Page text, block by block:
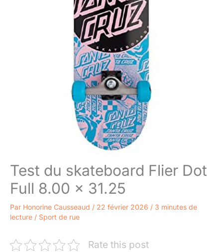
Test du skateboard Flier Dot
Full 8.00 x 31.25
Par Honorine Causseaud / 22 février 2026 / 3 minutes de
lecture / Sport de rue
Rate this post